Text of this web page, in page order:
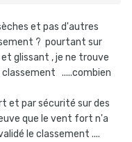
de fonctionnement
critiques trop
et pas d'autres
? pourtant sur
glissant , je ne trouve
classement .....combien
et par sécurité sur des
que le vent fort n'a
le classement ....